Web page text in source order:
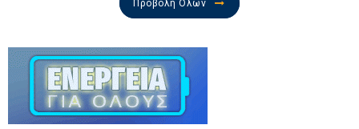
Προβολή Όλων